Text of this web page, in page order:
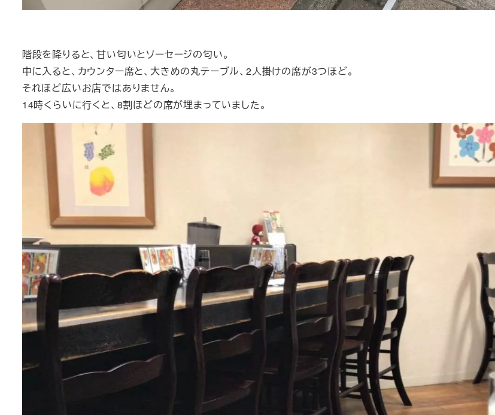
階段を降りると、甘い匂いとソーセージの匂い。
中に入ると、カウンター席と、大きめの丸テーブル、2人掛けの席が3つほど。
それほど広いお店ではありません。
14時くらいに行くと、8割ほどの席が埋まっていました。